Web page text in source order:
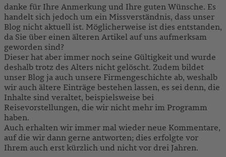
danke für Ihre Anmerkung und Ihre guten Wünsche. Es
handelt sich jedoch um ein Missverständnis, dass unser
Blog nicht aktuell ist. Möglicherweise ist dies entstanden,
da Sie über einen älteren Artikel auf uns aufmerksam
geworden sind?
Dieser hat aber immer noch seine Gültigkeit und wurde
deshalb trotz des Alters nicht gelöscht. Zudem bildet
unser Blog ja auch unsere Firmengeschichte ab, weshalb
wir auch ältere Einträge bestehen lassen, es sei denn, die
Inhalte sind veraltet, beispielsweise bei
Reisevorstellungen, die wir nicht mehr im Programm
haben.
Auch erhalten wir immer mal wieder neue Kommentare,
auf die wir dann gerne antworten; dies erfolgte vor
Ihrem auch erst kürzlich und nicht vor drei Jahren.